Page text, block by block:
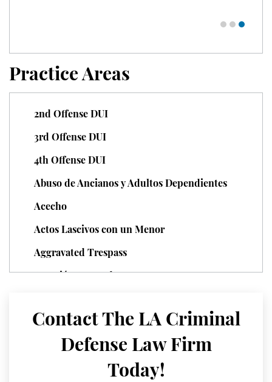
Welfare Fraud
Gun Offenses
Carrying A Concealed Firearm
Firearm Sentencing Enhancements
Negligent Discharge Of A Firearm
Juvenile Delinquency
Division of Juvenile Justice
Juvenile Delinquency Court
Practice Areas
2nd Offense DUI
3rd Offense DUI
4th Offense DUI
Abuso de Ancianos y Adultos Dependientes
Acecho
Actos Lascivos con un Menor
Aggravated Trespass
Agresión Agravada
Agresión Doméstica
Agresión Sexual
Amenazas Criminales
Contact The LA Criminal
Defense Law Firm
Today!